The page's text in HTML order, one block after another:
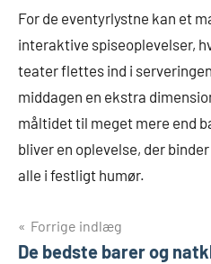
For de eventyrlystne kan et
interaktive spiseoplevelser,
teater flettes ind i
middagen en ekstra
måltidet til meget mere end
bliver en oplevelse, der
alle i festligt humør.
Indlægsnavigation
Forrige indlæg
De bedste barer og